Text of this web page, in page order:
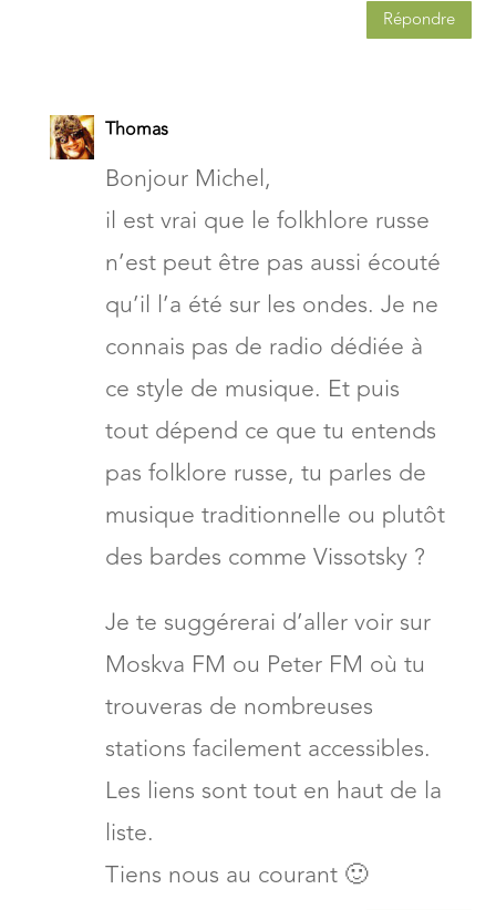
Répondre
Thomas
Bonjour Michel,
il est vrai que le folkhlore russe
n’est peut être pas aussi écouté
qu’il l’a été sur les ondes. Je ne
connais pas de radio dédiée à
ce style de musique. Et puis
tout dépend ce que tu entends
pas folklore russe, tu parles de
musique traditionnelle ou plutôt
des bardes comme Vissotsky ?
Je te suggérerai d’aller voir sur
Moskva FM ou Peter FM où tu
trouveras de nombreuses
stations facilement accessibles.
Les liens sont tout en haut de la
liste.
Tiens nous au courant 🙂